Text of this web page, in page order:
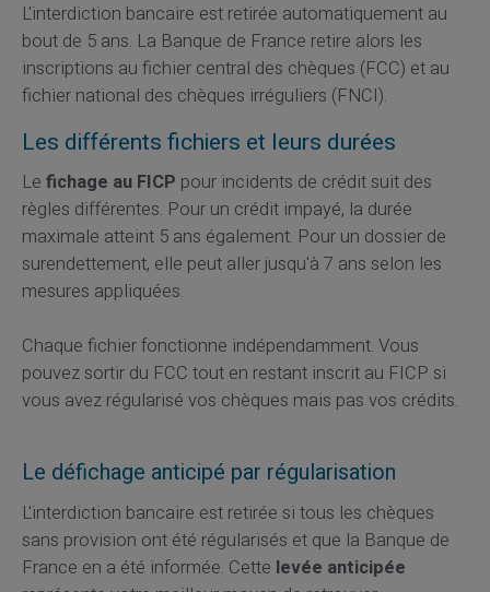
L'interdiction bancaire est retirée automatiquement au
bout de 5 ans. La Banque de France retire alors les
inscriptions au fichier central des chèques (FCC) et au
fichier national des chèques irréguliers (FNCI).
Les différents fichiers et leurs durées
Le fichage au FICP pour incidents de crédit suit des
règles différentes. Pour un crédit impayé, la durée
maximale atteint 5 ans également. Pour un dossier de
surendettement, elle peut aller jusqu'à 7 ans selon les
mesures appliquées.
Chaque fichier fonctionne indépendamment. Vous
pouvez sortir du FCC tout en restant inscrit au FICP si
vous avez régularisé vos chèques mais pas vos crédits.
Le défichage anticipé par régularisation
L'interdiction bancaire est retirée si tous les chèques
sans provision ont été régularisés et que la Banque de
France en a été informée. Cette levée anticipée